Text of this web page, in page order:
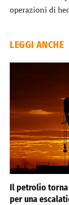
operazioni di
LEGGI ANCHE
Il petrolio torna
per una